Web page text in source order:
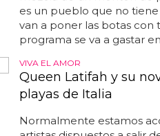
juntas, esperamos que el
EL PROGRAMA BUSCA VACAS
Infiesto, el pueblo de
También están , reche,
ynagorede gran
el nuevo reality de
estaba el factor
no tiene mucho de eso...